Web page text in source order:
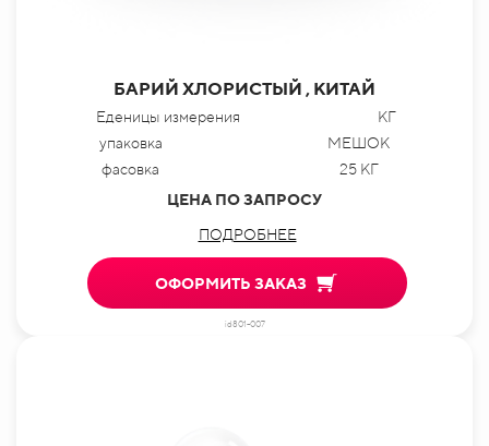
БАРИЙ ХЛОРИСТЫЙ , КИТАЙ
Еденицы измерения
КГ
упаковка
МЕШОК
фасовка
25 КГ
ЦЕНА ПО ЗАПРОСУ
ПОДРОБНЕЕ
ОФОРМИТЬ ЗАКАЗ
id801-007